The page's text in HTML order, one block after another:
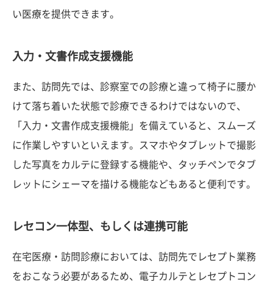
い医療を提供できます。
入力・文書作成支援機能
また、訪問先では、診察室での診療と違って椅子に腰か
けて落ち着いた状態で診療できるわけではないので、
「入力・文書作成支援機能」を備えていると、スムーズ
に作業しやすいといえます。スマホやタブレットで撮影
した写真をカルテに登録する機能や、タッチペンでタブ
レットにシェーマを描ける機能などもあると便利です。
レセコン一体型、もしくは連携可能
在宅医療・訪問診療においては、訪問先でレセプト業務
をおこなう必要があるため、電子カルテとレセプトコン